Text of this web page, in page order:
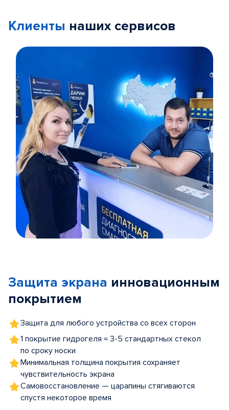
Клиенты наших сервисов
5
Защита экрана инновационным
покрытием
Защита для любого устройства со всех сторон
1 покрытие гидрогеля = 3-5 стандартных стекол
по сроку носки
Минимальная толщина покрытия сохраняет
чувствительность экрана
Самовосстановление — царапины стягиваются
спустя некоторое время